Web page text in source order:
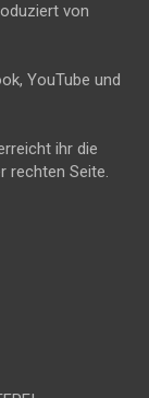
von
YouTube und
ihr die
rechten Seite.